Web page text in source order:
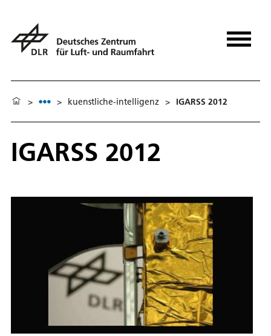
> > kuenstliche-intelligenz > IGARSS 2012
IGARSS 2012